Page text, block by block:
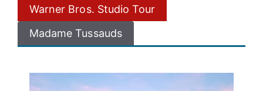
Warner Bros. Studio Tour
Madame Tussauds